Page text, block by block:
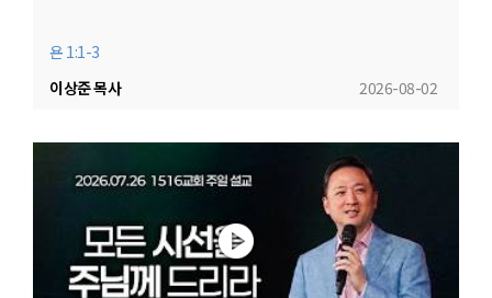
욘 1:1-3
2026-08-02
이상준 목사